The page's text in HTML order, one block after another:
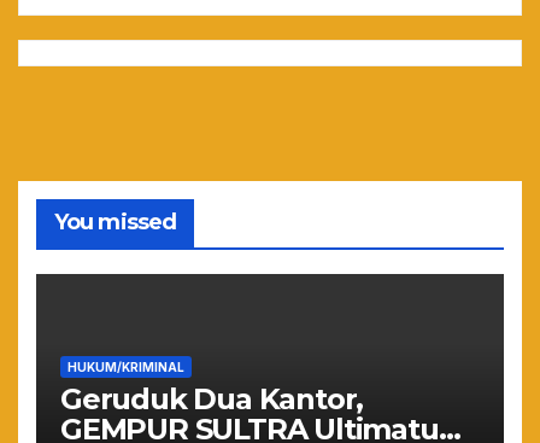
You missed
HUKUM/KRIMINAL
Geruduk Dua Kantor,
GEMPUR SULTRA Ultimatum